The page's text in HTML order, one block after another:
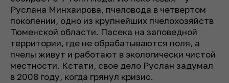
Руслана Минхаирова, пчеловода в четвертом
поколении, одно из крупнейших пчелохозяйств
Тюменской области. Пасека на заповедной
территории, где не обрабатываются поля, а
пчелы живут и работают в экологически чистой
местности. Кстати, свое дело Руслан задумал
в 2008 году, когда грянул кризис.